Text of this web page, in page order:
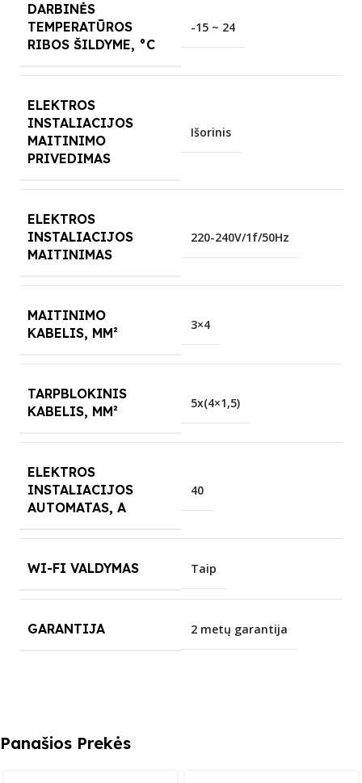
DARBINĖS
TEMPERATŪROS
RIBOS ŠILDYME, °C
-15 ~ 24
ELEKTROS
INSTALIACIJOS
MAITINIMO
PRIVEDIMAS
Išorinis
ELEKTROS
INSTALIACIJOS
MAITINIMAS
220-240V/1f/50Hz
MAITINIMO
KABELIS, MM²
3×4
TARPBLOKINIS
KABELIS, MM²
5x(4×1,5)
ELEKTROS
INSTALIACIJOS
AUTOMATAS, A
40
WI-FI VALDYMAS Taip
GARANTIJA 2 metų garantija
Panašios Prekės